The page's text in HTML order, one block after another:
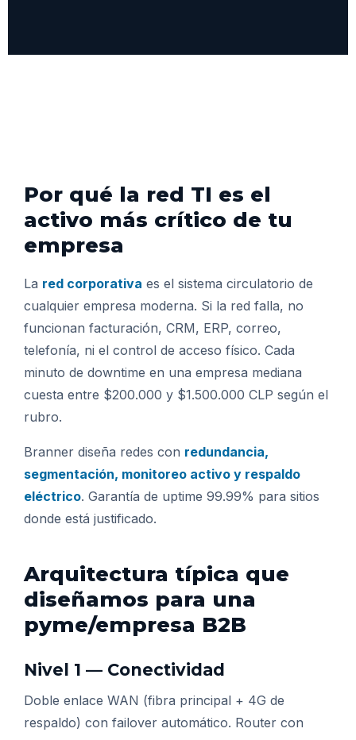
Por qué la red TI es el
activo más crítico de tu
empresa
La red corporativa es el sistema circulatorio de
cualquier empresa moderna. Si la red falla, no
funcionan facturación, CRM, ERP, correo,
telefonía, ni el control de acceso físico. Cada
minuto de downtime en una empresa mediana
cuesta entre $200.000 y $1.500.000 CLP según el
rubro.
Branner diseña redes con redundancia,
segmentación, monitoreo activo y respaldo
eléctrico. Garantía de uptime 99.99% para sitios
donde está justificado.
Arquitectura típica que
diseñamos para una
pyme/empresa B2B
Nivel 1 — Conectividad
Doble enlace WAN (fibra principal + 4G de
respaldo) con failover automático. Router con